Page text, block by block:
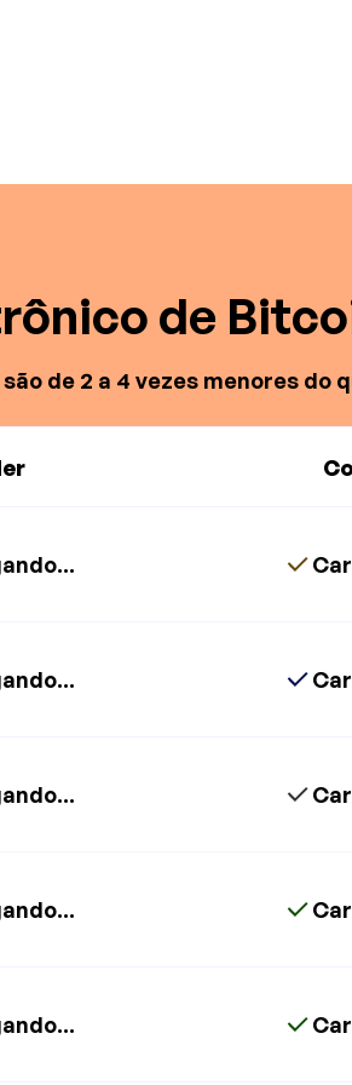
de
de 2 a 4 vezes menores do